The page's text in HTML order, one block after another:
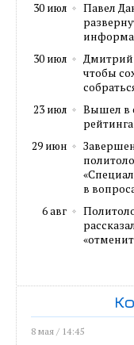
30 июл
Павел
30 июл
Дмитрий
чтобы
23 июл
Вышел в
29 июн
в
6 авг
8 мая / 14:45